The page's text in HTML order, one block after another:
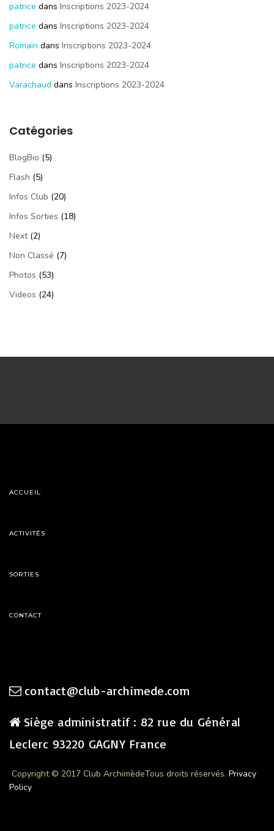
patrice dans Inscriptions 2023-2024
patrice dans Inscriptions 2023-2024
Romain dans Inscriptions 2023-2024
patrice dans Inscriptions 2023-2024
Varachaud dans Inscriptions 2023-2024
Catégories
BlogBio (5)
Flash (5)
Infos Club (20)
Infos Sorties (18)
Next(2)
Non Classé (7)
Photos (53)
Videos (24)
ACCUEIL
ACTIVITÉS
SORTIES
CONTACT
contact@club-archimede.com
Siège administratif : 82 rue du Général
Leclerc 93220 GAGNY France
Copyright © 2017 Club ArchimèdeTous droits réservés. Privacy
Policy